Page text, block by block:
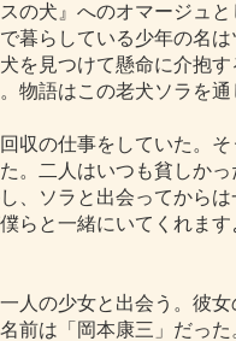
の犬』へのオマージュ
暮らしている少年の名
を見つけて懸命に介抱
物語はこの老犬ソラを
収の仕事をしていた。
。二人はいつも貧しか
、ソラと出会ってから
らと一緒にいてくれま
人の少女と出会う。彼
前は「岡本康三」だっ